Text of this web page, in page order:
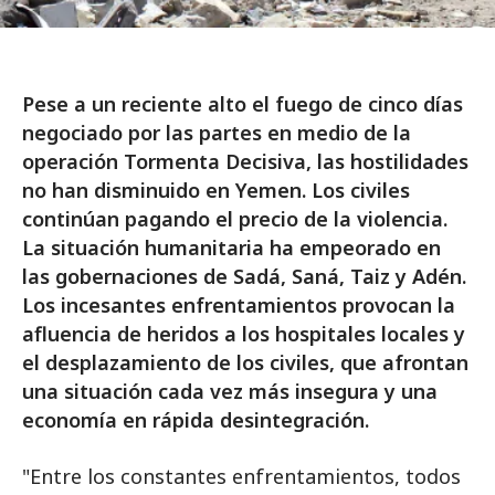
Pese a un reciente alto el fuego de cinco días
negociado por las partes en medio de la
operación Tormenta Decisiva, las hostilidades
no han disminuido en Yemen. Los civiles
continúan pagando el precio de la violencia.
La situación humanitaria ha empeorado en
las gobernaciones de Sadá, Saná, Taiz y Adén.
Los incesantes enfrentamientos provocan la
afluencia de heridos a los hospitales locales y
el desplazamiento de los civiles, que afrontan
una situación cada vez más insegura y una
economía en rápida desintegración.
"Entre los constantes enfrentamientos, todos